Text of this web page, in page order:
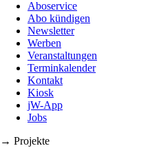
Aboservice
Abo kündigen
Newsletter
Werben
Veranstaltungen
Terminkalender
Kontakt
Kiosk
jW-App
Jobs
→ Projekte